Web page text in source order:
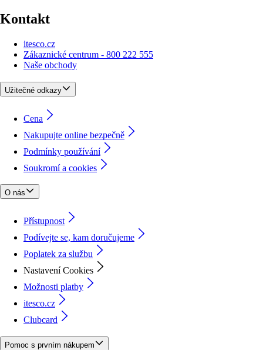
Kontakt
itesco.cz
Zákaznické centrum - 800 222 555
Naše obchody
Užitečné odkazy
Cena
Nakupujte online bezpečně
Podmínky používání
Soukromí a cookies
O nás
Přístupnost
Podívejte se, kam doručujeme
Poplatek za službu
Nastavení Cookies
Možnosti platby
itesco.cz
Clubcard
Pomoc s prvním nákupem